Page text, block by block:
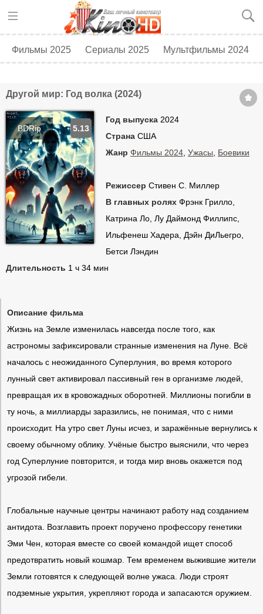
Фильмы 2025 Сериалы 2025 Мультфильмы 2024
Другой мир: Год волка (2024)
BDRip
Год выпуска 2024
Страна США
Жанр Фильмы 2024 Ужасы Боевики
Режиссер Стивен С. Миллер
В главных ролях Фрэнк Грилло,
Катрина Ло, Лу Даймонд Филлипс,
Ильфенеш Хадера, Дэйн ДиЛьегро,
Бетси Лэндин
Длительность 1 ч 34 мин
5.13
Описание фильма
Жизнь на Земле изменилась навсегда после того, как
астрономы зафиксировали странные изменения на Луне. Всё
началось с неожиданного Суперлуния, во время которого
лунный свет активировал пассивный ген в организме людей,
превращая их в кровожадных оборотней. Миллионы погибли в
ту ночь, а миллиарды заразились, не понимая, что с ними
происходит. На утро свет Луны исчез, и заражённые вернулись к
своему обычному облику. Учёные быстро выяснили, что через
год Суперлуние повторится, и тогда мир вновь окажется под
угрозой гибели.
Глобальные научные центры начинают работу над созданием
антидота. Возглавить проект поручено профессору генетики
Эми Чен, которая вместе со своей командой ищет способ
предотвратить новый кошмар. Тем временем выжившие жители
Земли готовятся к следующей волне ужаса. Люди строят
подземные укрытия, укрепляют города и запасаются оружием.